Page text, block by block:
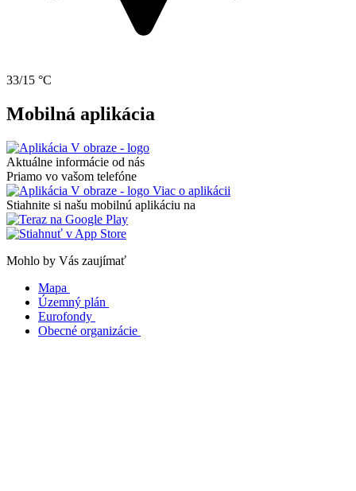
33/15 °C
Mobilná aplikácia
Aktuálne informácie od nás
Priamo vo vašom telefóne
Viac o aplikácii
Stiahnite si našu mobilnú aplikáciu na
Mohlo by Vás zaujímať
Mapa
Územný plán
Eurofondy
Obecné organizácie